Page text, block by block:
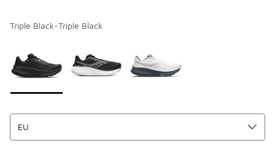
Triple Black-Triple Black